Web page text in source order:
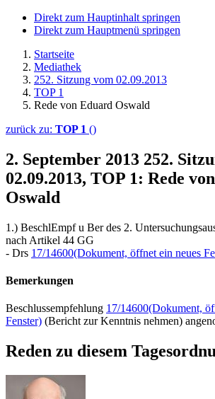
Direkt zum Hauptinhalt springen
Direkt zum Hauptmenü springen
Startseite
Mediathek
252. Sitzung vom 02.09.2013
TOP 1
Rede von Eduard Oswald
zurück zu: TOP 1 ()
2. September 2013 252.
02.09.2013, TOP 1: Rede
Oswald
1.) BeschlEmpf u Ber des 2.
nach Artikel 44 GG
- Drs 17/14600(Dokument, öffnet ein neues
Bemerkungen
Beschlussempfehlung 17/14600(Dokument,
Fenster) (Bericht zur Kenntnis nehmen)
Reden zu diesem